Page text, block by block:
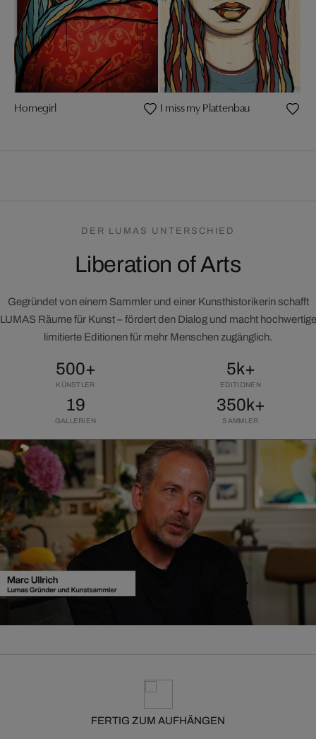
Homegirl I miss my Plattenbau
DER LUMAS UNTERSCHIED
Liberation of Arts
Gegründet von einem Sammler und einer Kunsthistorikerin schafft
LUMAS Räume für Kunst – fördert den Dialog und macht hochwertige
limitierte Editionen für mehr Menschen zugänglich.
500+
KÜNSTLER
5k+
EDITIONEN
19
GALLERIEN
350k+
SAMMLER
FERTIG ZUM AUFHÄNGEN